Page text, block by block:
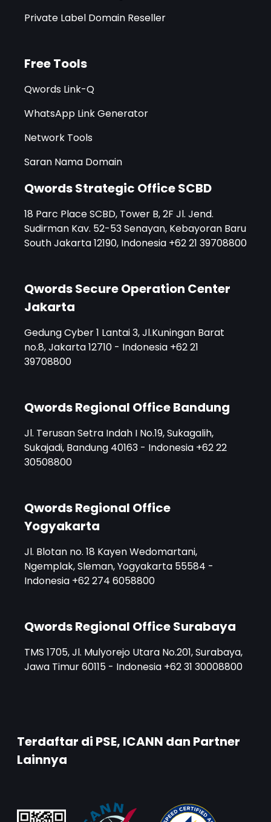
Private Label Domain Reseller
Free Tools
Qwords Link-Q
WhatsApp Link Generator
Network Tools
Saran Nama Domain
Qwords Strategic Office SCBD
18 Parc Place SCBD, Tower B, 2F Jl. Jend.
Sudirman Kav. 52-53 Senayan, Kebayoran Baru
South Jakarta 12190, Indonesia +62 21 39708800
Qwords Secure Operation Center
Jakarta
Gedung Cyber 1 Lantai 3, Jl.Kuningan Barat
no.8, Jakarta 12710 - Indonesia +62 21
39708800
Qwords Regional Office Bandung
Jl. Terusan Setra Indah I No.19, Sukagalih,
Sukajadi, Bandung 40163 - Indonesia +62 22
30508800
Qwords Regional Office
Yogyakarta
Jl. Blotan no. 18 Kayen Wedomartani,
Ngemplak, Sleman, Yogyakarta 55584 -
Indonesia +62 274 6058800
Qwords Regional Office Surabaya
TMS 1705, Jl. Mulyorejo Utara No.201, Surabaya,
Jawa Timur 60115 - Indonesia +62 31 30008800
Terdaftar di PSE, ICANN dan Partner
Lainnya